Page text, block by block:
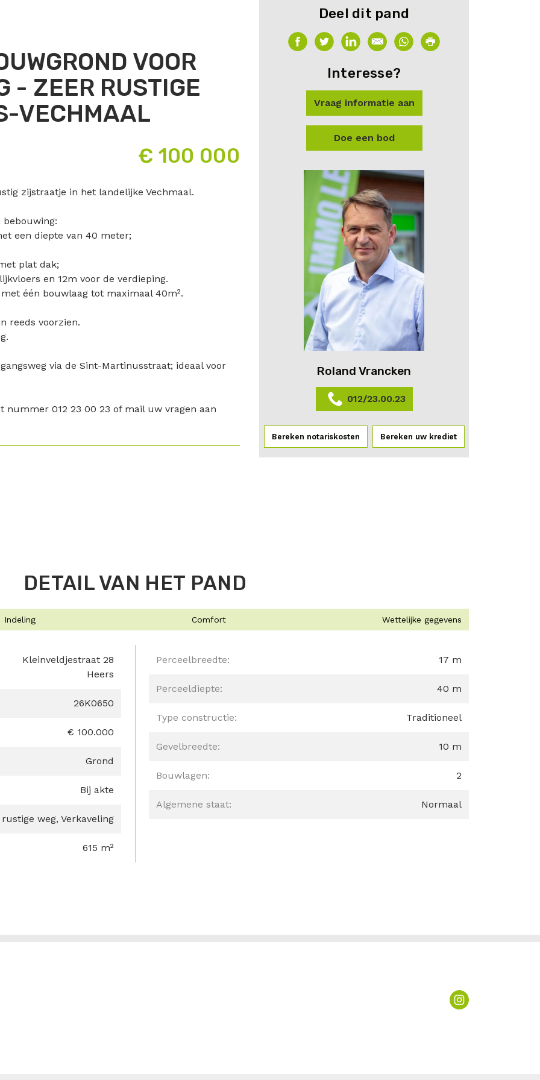
VOOR
- ZEER RUSTIGE
VECHMAAL
€ 100 000
zijstraatje in het landelijke Vechmaal.
een diepte van 40 meter;
plat dak;
en 12m voor de verdieping.
één bouwlaag tot maximaal 40m².
reeds voorzien.
via de Sint-Martinusstraat; ideaal voor
nummer 012 23 00 23 of mail uw vragen aan
Deel dit pand
Interesse?
Vraag informatie aan
Doe een bod
Roland Vrancken
012/23.00.23
Bereken notariskosten Bereken uw krediet
DETAIL VAN HET PAND
Indeling Comfort Wettelijke gegevens
Kleinveldjestraat 28
Heers
26K0650
€ 100.000
Grond
Bij akte
weg, Verkaveling
615 m²
Perceelbreedte: 17 m
Perceeldiepte: 40 m
Type constructie: Traditioneel
Gevelbreedte: 10 m
Bouwlagen: 2
Algemene staat: Normaal